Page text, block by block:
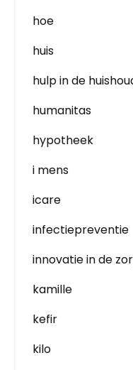
hoe
huis
hulp in de
humanitas
hypotheek
i mens
icare
infectiepreventie
innovatie in de
kamille
kefir
kilo